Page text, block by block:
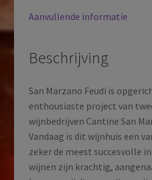
|Aanvullende informatie
Beschrijving
San Marzano Feudi is
enthousiaste project van
wijnbedrijven Cantine San
Vandaag is dit wijnhuis een
zeker de meest succesvolle
wijnen zijn krachtig,